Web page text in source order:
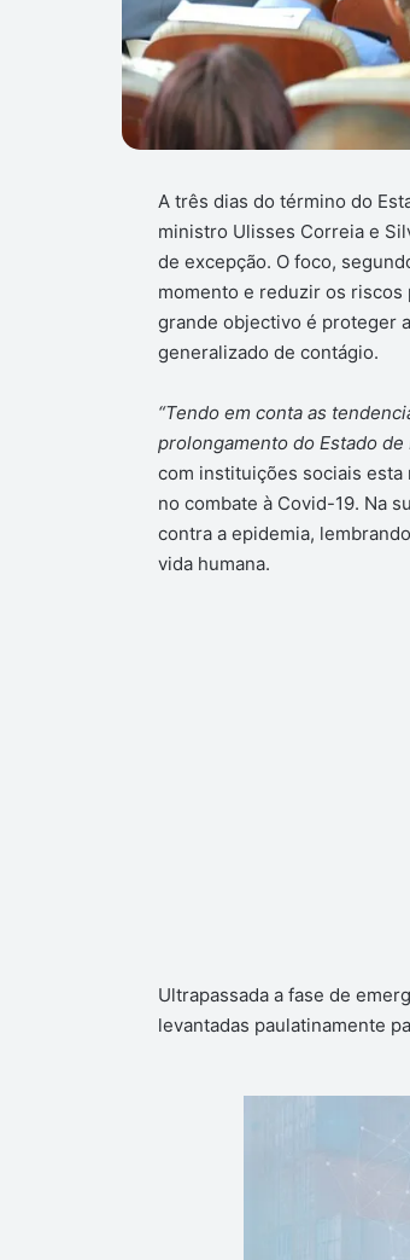
A três dias do término do
ministro Ulisses Correia e
de excepção. O foco,
momento e reduzir os riscos
grande objectivo é proteger
generalizado de contágio.
“Tendo em conta as
prolongamento do Estado de
com instituições sociais esta
no combate à Covid-19. Na
contra a epidemia,
vida humana.
Ultrapassada a fase de
levantadas paulatinamente